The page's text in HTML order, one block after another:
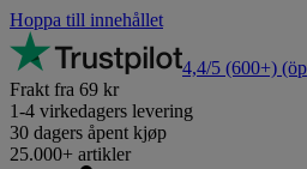
Hoppa till innehållet
4,4/5 (600+)
Frakt fra 69 kr
1-4 virkedagers levering
30 dagers åpent kjøp
25.000+ artikler